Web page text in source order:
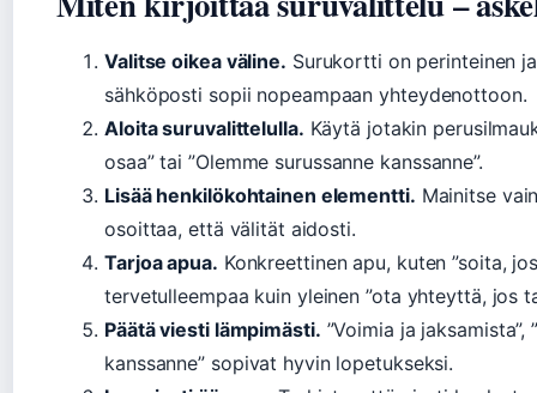
Valitse oikea väline. Surukortti on perinteinen
sähköposti sopii nopeampaan yhteydenottoon.
Aloita suruvalittelulla. Käytä jotakin
osaa” tai ”Olemme surussanne kanssanne”.
Lisää henkilökohtainen elementti. Mainitse
osoittaa, että välität aidosti.
Tarjoa apua. Konkreettinen apu, kuten ”soita,
tervetulleempaa kuin yleinen ”ota yhteyttä, jos
Päätä viesti lämpimästi. ”Voimia ja
kanssanne” sopivat hyvin lopetukseksi.